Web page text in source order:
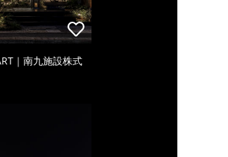
｜南九施設株式